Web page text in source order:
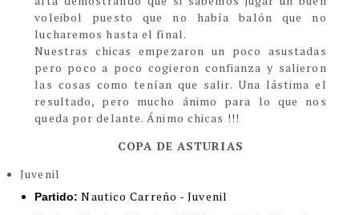
voleibol puesto que no había balón que no
lucharemos hasta el final.
Nuestras chicas empezaron un poco asustadas
pero poco a poco cogieron confianza y salieron
las cosas como tenían que salir. Una lástima el
resultado, pero mucho ánimo para lo que nos
queda por delante. Ánimo chicas !!!
COPA DE ASTURIAS
Juvenil
Partido: Nautico Carreño - Juvenil